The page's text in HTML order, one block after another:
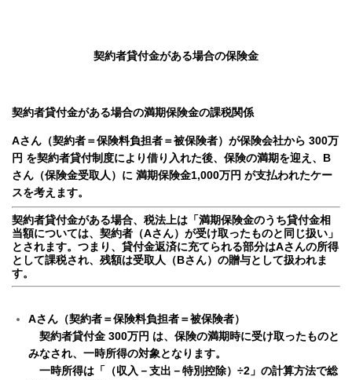
契約者貸付金がある場合の保険金
契約者貸付金がある場合の満期保険金の課税関係
Aさん（契約者＝保険料負担者＝被保険者）が保険会社から 300万
円 を契約者貸付制度により借り入れた後、保険の満期を迎え、B
さん（保険金受取人）に 満期保険金1,000万円 が支払われたケー
スを考えます。
契約者貸付金がある場合、税法上は「満期保険金のうち貸付金相
当額については、契約者（Aさん）が受け取ったものと同じ扱い」
とされます。つまり、貸付金返済に充てられる部分はAさんの所得
として課税され、残額は受取人（Bさん）の贈与として扱われま
す。
Aさん（契約者＝保険料負担者＝被保険者）
契約者貸付金 300万円 は、保険の満期時に受け取ったものと
みなされ、一時所得の対象となります。
一時所得は「（収入－支出－特別控除）÷2」の計算方法で総